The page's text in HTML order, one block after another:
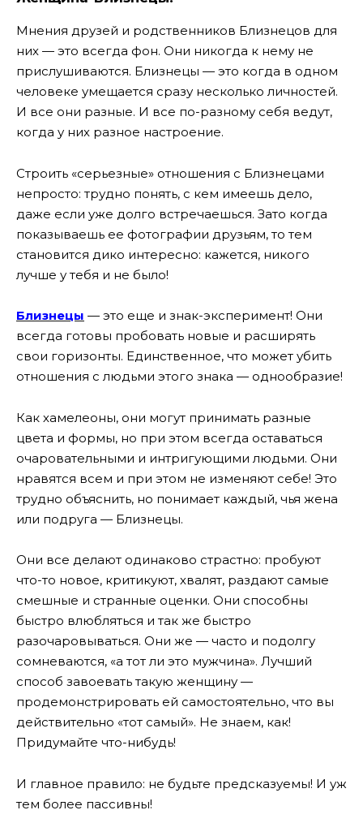
Мнения друзей и родственников Близнецов для
них — это всегда фон. Они никогда к нему не
прислушиваются. Близнецы — это когда в одном
человеке умещается сразу несколько личностей.
И все они разные. И все по-разному себя ведут,
когда у них разное настроение.
Строить «серьезные» отношения с Близнецами
непросто: трудно понять, с кем имеешь дело,
даже если уже долго встречаешься. Зато когда
показываешь ее фотографии друзьям, то тем
становится дико интересно: кажется, никого
лучше у тебя и не было!
Близнецы — это еще и знак-эксперимент! Они
всегда готовы пробовать новые и расширять
свои горизонты. Единственное, что может убить
отношения с людьми этого знака — однообразие!
Как хамелеоны, они могут принимать разные
цвета и формы, но при этом всегда оставаться
очаровательными и интригующими людьми. Они
нравятся всем и при этом не изменяют себе! Это
трудно объяснить, но понимает каждый, чья жена
или подруга — Близнецы.
Они все делают одинаково страстно: пробуют
что-то новое, критикуют, хвалят, раздают самые
смешные и странные оценки. Они способны
быстро влюбляться и так же быстро
разочаровываться. Они же — часто и подолгу
сомневаются, «а тот ли это мужчина». Лучший
способ завоевать такую женщину —
продемонстрировать ей самостоятельно, что вы
действительно «тот самый». Не знаем, как!
Придумайте что-нибудь!
И главное правило: не будьте предсказуемы! И уж
тем более пассивны!